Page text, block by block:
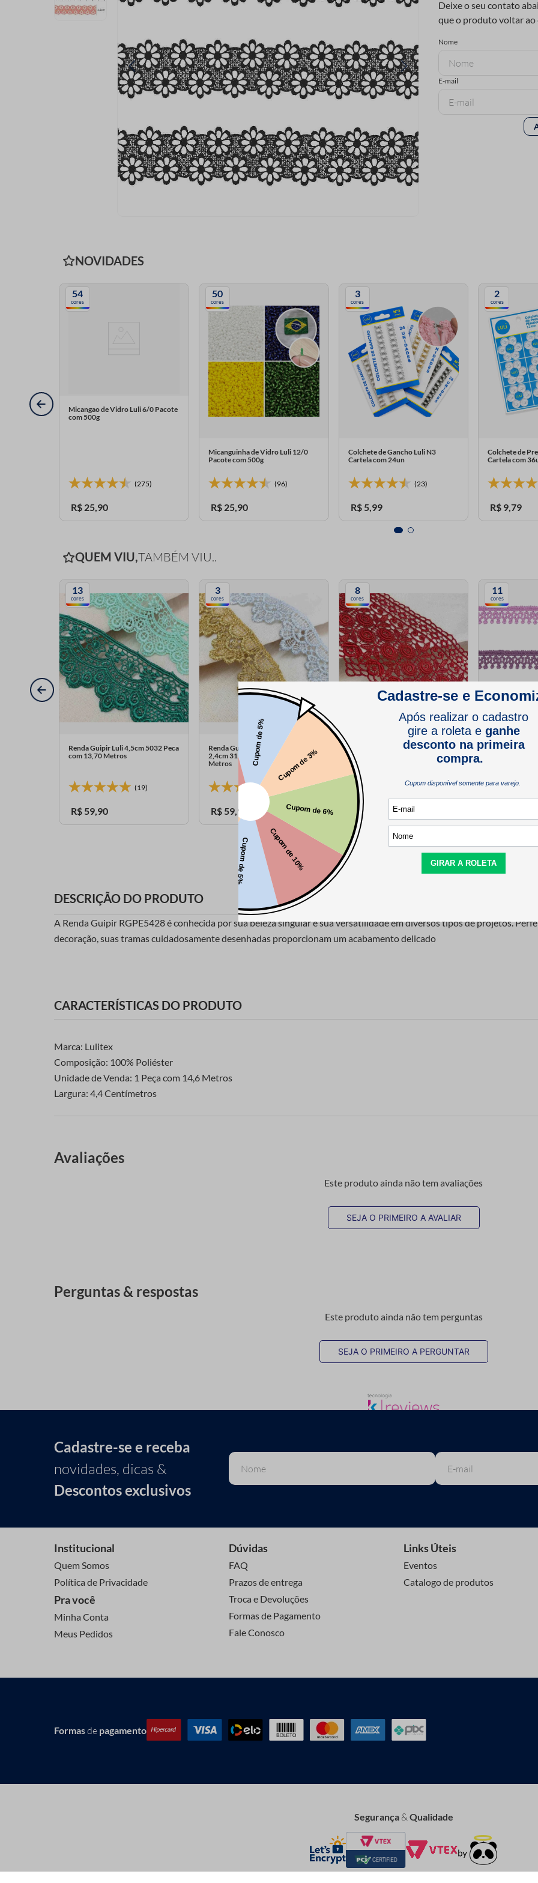
NOVIDADES
54
cores
Micangao de Vidro Luli 6/0 Pacote
com 500g
(275)
R$ 25, 90
50
cores
Micanguinha de Vidro Luli 12/0
Pacote com 500g
(96)
R$ 25, 90
3
cores
Colchete de Gancho Luli N3
Cartela com 24un
(23)
R$ 5, 99
2
cores
Colchete de
Cartela com
R$ 9 ,79
QUEM VIU,TAMBÉM VIU..
13
cores
Renda Guipir Luli 4,5cm 5032 Peca
com 13,70 Metros
(19)
R$ 59,90
3
cores
Renda Guipir Metalizada Luli
2,4cm 3110 Peca com 13,70
Metros
R$ 59,90
8
cores
Renda Guipir Luli 10cm 4869 Peca
com 13,70 Metros
(1)
R$143
11
cores
Renda Guipir
RGPES3581
DESCRIÇÃO DO PRODUTO
A Renda Guipir RGPE5428 é conhecida por sua beleza singular e sua versatilidade em diversos tipos de projetos.
decoração, suas tramas cuidadosamente desenhadas proporcionam um acabamento delicado
CARACTERÍSTICAS DO PRODUTO
Marca: Lulitex
Composição: 100% Poliéster
Unidade de Venda: 1 Peça com 14,6 Metros
Largura: 4,4 Centímetros
Avaliações
Este produto ainda não tem avaliações
SEJA O PRIMEIRO A AVALIAR
Perguntas & respostas
Este produto ainda não tem perguntas
SEJA O PRIMEIRO A PERGUNTAR
Cadastre-se e receba
novidades, dicas &
Descontos exclusivos
Institucional
Quem Somos
Política de Privacidade
Pra você
Minha Conta
Meus Pedidos
Dúvidas
FAQ
Prazos de entrega
Troca e Devoluções
Formas de Pagamento
Fale Conosco
Links Úteis
Eventos
Catalogo de produtos
Formasde pagamento
Segurança& Qualidade